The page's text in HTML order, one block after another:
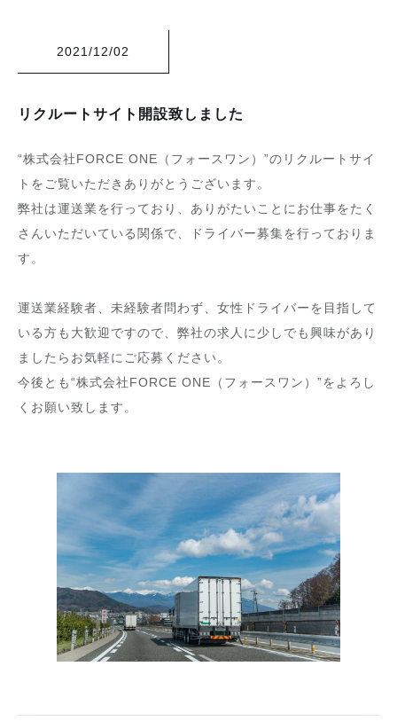
2021/12/02
リクルートサイト開設致しました
“株式会社FORCE ONE（フォースワン）”のリクルートサイ
トをご覧いただきありがとうございます。
弊社は運送業を行っており、ありがたいことにお仕事をたく
さんいただいている関係で、ドライバー募集を行っておりま
す。
運送業経験者、未経験者問わず、女性ドライバーを目指して
いる方も大歓迎ですので、弊社の求人に少しでも興味があり
ましたらお気軽にご応募ください。
今後とも“株式会社FORCE ONE（フォースワン）”をよろし
くお願い致します。